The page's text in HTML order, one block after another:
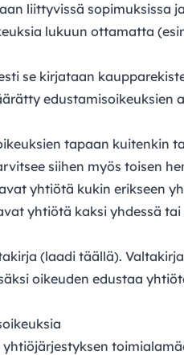
liittyvissä sopimuksissa
lukuun ottamatta
se kirjataan
edustamisoikeuksien
tapaan kuitenkin
siihen myös toisen
yhtiötä kukin erikseen
yhtiötä kaksi yhdessä tai
(laadi täällä).
oikeuden edustaa